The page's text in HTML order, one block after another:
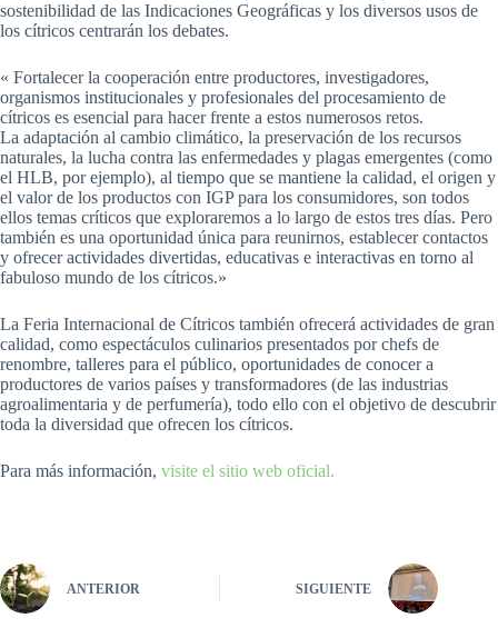
sostenibilidad de las Indicaciones Geográficas y los diversos usos de
los cítricos centrarán los debates.
« Fortalecer la cooperación entre productores, investigadores,
organismos institucionales y profesionales del procesamiento de
cítricos es esencial para hacer frente a estos numerosos retos.
La adaptación al cambio climático, la preservación de los recursos
naturales, la lucha contra las enfermedades y plagas emergentes (como
el HLB, por ejemplo), al tiempo que se mantiene la calidad, el origen y
el valor de los productos con IGP para los consumidores, son todos
ellos temas críticos que exploraremos a lo largo de estos tres días. Pero
también es una oportunidad única para reunirnos, establecer contactos
y ofrecer actividades divertidas, educativas e interactivas en torno al
fabuloso mundo de los cítricos.»
La Feria Internacional de Cítricos también ofrecerá actividades de gran
calidad, como espectáculos culinarios presentados por chefs de
renombre, talleres para el público, oportunidades de conocer a
productores de varios países y transformadores (de las industrias
agroalimentaria y de perfumería), todo ello con el objetivo de descubrir
toda la diversidad que ofrecen los cítricos.
Para más información, visite el sitio web oficial.
ANTERIOR SIGUIENTE